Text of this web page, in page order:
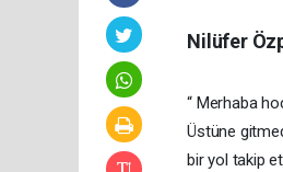
Nilüfer
“ Merhaba
Üstüne
bir yol takip